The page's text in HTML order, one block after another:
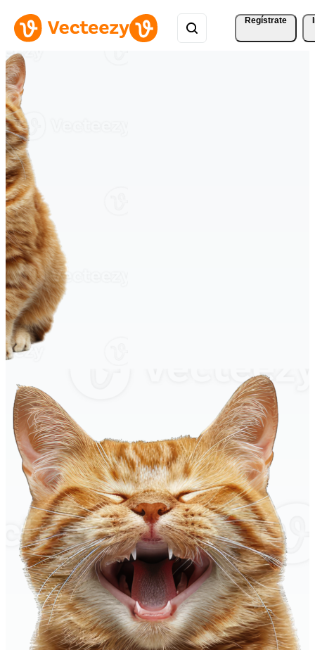
Regístrate